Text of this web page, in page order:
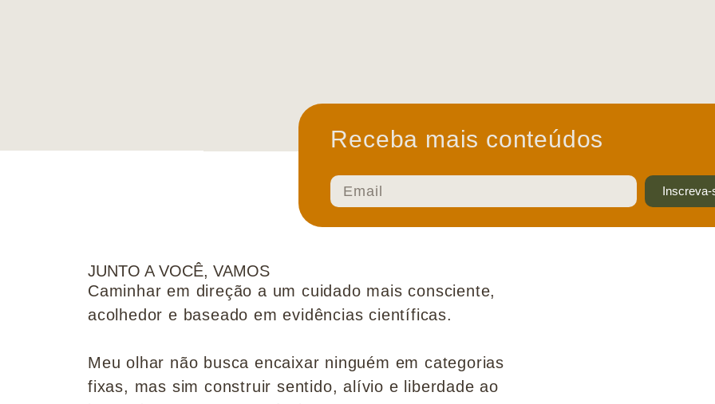
Receba mais conteúdos
Inscreva-
JUNTO A VOCÊ, VAMOS
Caminhar em direção a um cuidado mais consciente,
acolhedor e baseado em evidências científicas.
Meu olhar não busca encaixar ninguém em categorias
fixas, mas sim construir sentido, alívio e liberdade ao